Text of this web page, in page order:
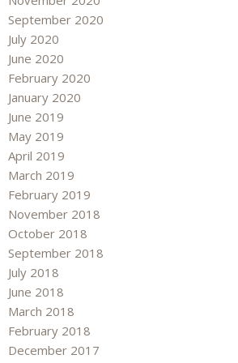
September 2020
July 2020
June 2020
February 2020
January 2020
June 2019
May 2019
April 2019
March 2019
February 2019
November 2018
October 2018
September 2018
July 2018
June 2018
March 2018
February 2018
December 2017